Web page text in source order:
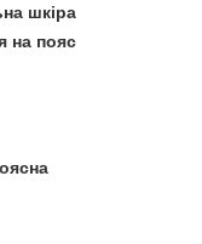
шкіра
на пояс